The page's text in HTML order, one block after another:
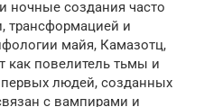
ночные создания часто
трансформацией и
майя, Камазотц,
как повелитель тьмы и
людей, созданных
с вампирами и